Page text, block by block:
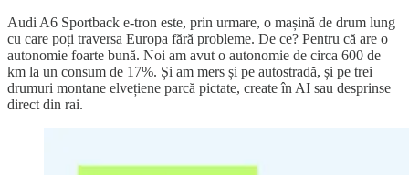
Audi A6 Sportback e-tron este, prin urmare, o mașină de drum lung
cu care poți traversa Europa fără probleme. De ce? Pentru că are o
autonomie foarte bună. Noi am avut o autonomie de circa 600 de
km la un consum de 17%. Și am mers și pe autostradă, și pe trei
drumuri montane elvețiene parcă pictate, create în AI sau desprinse
direct din rai.